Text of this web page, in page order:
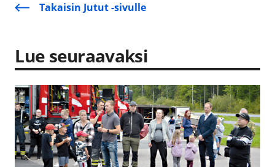
Takaisin Jutut -sivulle
Lue seuraavaksi